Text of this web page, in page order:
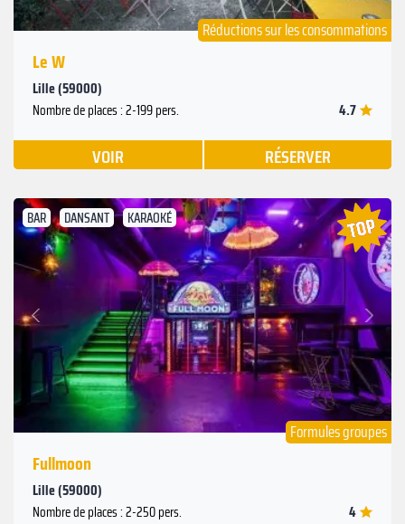
Réductions sur les consommations
Le W
Lille (59000)
Nombre de places : 2-199 pers. 4.7
VOIR RÉSERVER
BAR DANSANT KARAOKÉ
Précédent
Suivant
Formules groupes
Fullmoon
Lille (59000)
Nombre de places : 2-250 pers. 4